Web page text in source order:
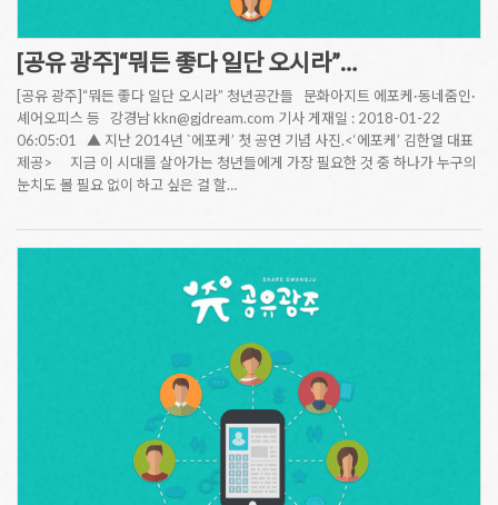
[공유 광주]“뭐든 좋다 일단 오시라”…
[공유 광주]“뭐든 좋다 일단 오시라” 청년공간들 문화아지트 에포케·동네줌인·
셰어오피스 등 강경남 kkn@gjdream.com 기사 게재일 : 2018-01-22
06:05:01 ▲ 지난 2014년 `에포케’ 첫 공연 기념 사진.<‘에포케’ 김한열 대표
제공> 지금 이 시대를 살아가는 청년들에게 가장 필요한 것 중 하나가 누구의
눈치도 볼 필요 없이 하고 싶은 걸 할…